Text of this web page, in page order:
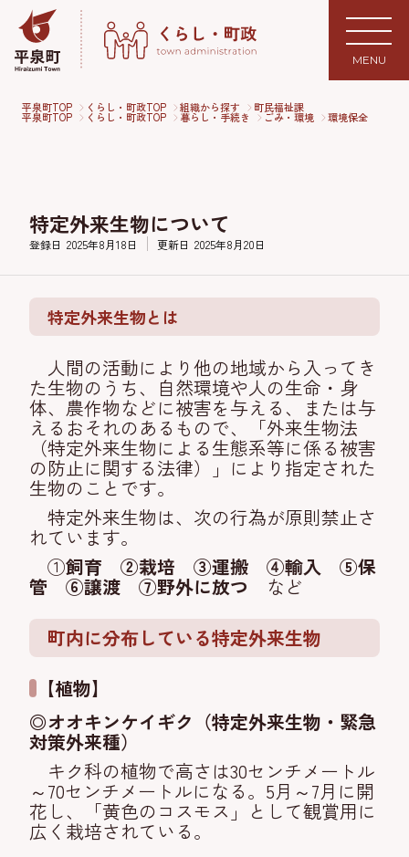
MENU
平泉町TOP くらし・町政TOP 組織から探す 町民福祉課
平泉町TOP くらし・町政TOP 暮らし・手続き ごみ・環境 環境保全
特定外来生物について
登録日 2025年8月18日 更新日 2025年8月20日
特定外来生物とは
人間の活動により他の地域から入ってき
た生物のうち、自然環境や人の生命・身
体、農作物などに被害を与える、または与
えるおそれのあるもので、「外来生物法
（特定外来生物による生態系等に係る被害
の防止に関する法律）」により指定された
生物のことです。
特定外来生物は、次の行為が原則禁止さ
れています。
①飼育 ②栽培 ③運搬 ④輸入 ⑤保
管 ⑥譲渡 ⑦野外に放つ など
町内に分布している特定外来生物
【植物】
◎オオキンケイギク（特定外来生物・緊急
対策外来種）
キク科の植物で高さは30センチメートル
～70センチメートルになる。5月～7月に開
花し、「黄色のコスモス」として観賞用に
広く栽培されている。